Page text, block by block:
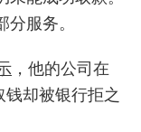
服务。
，他的公司在
却被银行拒之